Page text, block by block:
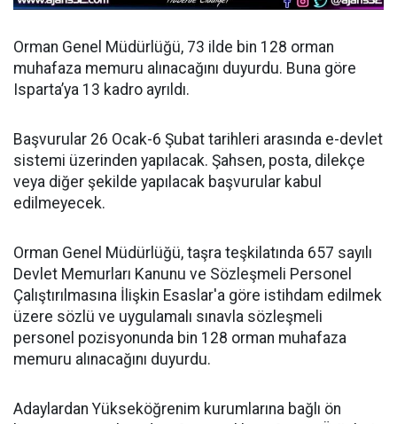
Orman Genel Müdürlüğü, 73 ilde bin 128 orman
muhafaza memuru alınacağını duyurdu. Buna göre
Isparta’ya 13 kadro ayrıldı.
Başvurular 26 Ocak-6 Şubat tarihleri arasında e-devlet
sistemi üzerinden yapılacak. Şahsen, posta, dilekçe
veya diğer şekilde yapılacak başvurular kabul
edilmeyecek.
Orman Genel Müdürlüğü, taşra teşkilatında 657 sayılı
Devlet Memurları Kanunu ve Sözleşmeli Personel
Çalıştırılmasına İlişkin Esaslar'a göre istihdam edilmek
üzere sözlü ve uygulamalı sınavla sözleşmeli
personel pozisyonunda bin 128 orman muhafaza
memuru alınacağını duyurdu.
Adaylardan Yükseköğrenim kurumlarına bağlı ön